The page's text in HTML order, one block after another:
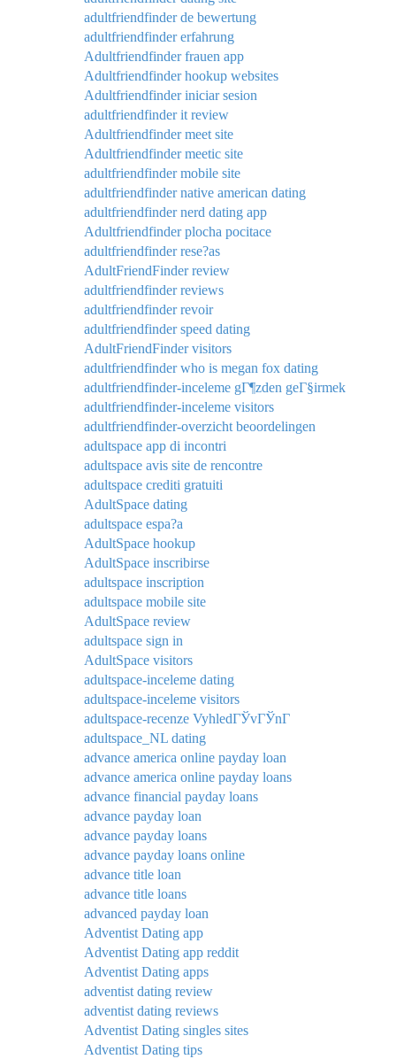
adultfriendfinder de bewertung
adultfriendfinder erfahrung
Adultfriendfinder frauen app
Adultfriendfinder hookup websites
Adultfriendfinder iniciar sesion
adultfriendfinder it review
Adultfriendfinder meet site
Adultfriendfinder meetic site
adultfriendfinder mobile site
adultfriendfinder native american dating
adultfriendfinder nerd dating app
Adultfriendfinder plocha pocitace
adultfriendfinder rese?as
AdultFriendFinder review
adultfriendfinder reviews
adultfriendfinder revoir
adultfriendfinder speed dating
AdultFriendFinder visitors
adultfriendfinder who is megan fox dating
adultfriendfinder-inceleme gГ¶zden geГ§irmek
adultfriendfinder-inceleme visitors
adultfriendfinder-overzicht beoordelingen
adultspace app di incontri
adultspace avis site de rencontre
adultspace crediti gratuiti
AdultSpace dating
adultspace espa?a
AdultSpace hookup
AdultSpace inscribirse
adultspace inscription
adultspace mobile site
AdultSpace review
adultspace sign in
AdultSpace visitors
adultspace-inceleme dating
adultspace-inceleme visitors
adultspace-recenze VyhledГЎvГЎnГ­
adultspace_NL dating
advance america online payday loan
advance america online payday loans
advance financial payday loans
advance payday loan
advance payday loans
advance payday loans online
advance title loan
advance title loans
advanced payday loan
Adventist Dating app
Adventist Dating app reddit
Adventist Dating apps
adventist dating review
adventist dating reviews
Adventist Dating singles sites
Adventist Dating tips